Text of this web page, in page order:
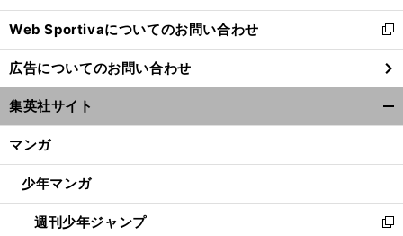
開
く
Web Sportivaについてのお問い合わせ
新
し
い
ウ
ィ
ン
ウ
開
く
広告についてのお問い合わせ
集英社サイト
マンガ
少年マンガ
週刊少年ジャンプ
新